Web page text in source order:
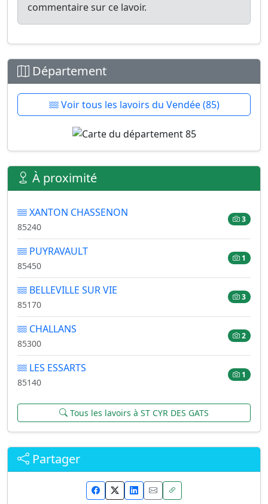
commentaire sur ce lavoir.
Département
Voir tous les lavoirs du Vendée (85)
À proximité
XANTON CHASSENON
85240
3
PUYRAVAULT
85450
1
BELLEVILLE SUR VIE
85170
3
CHALLANS
85300
2
LES ESSARTS
85140
1
Tous les lavoirs à ST CYR DES GATS
Partager